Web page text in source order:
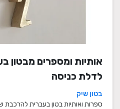
אותיות ומספרים
לדלת כניסה
בטון שיק
ספרות ואותיות בטון בעברית